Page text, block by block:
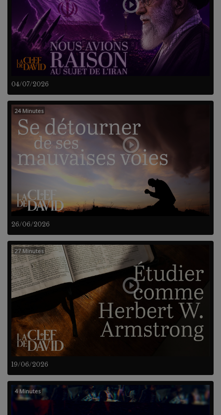
04/07/2026
26/06/2026
24 Minutes
19/06/2026
27 Minutes
4 Minutes